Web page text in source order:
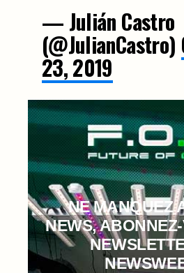
— Julián Castro
(@JulianCastro)
23, 2019
NE MANQUEZ
NEWS,